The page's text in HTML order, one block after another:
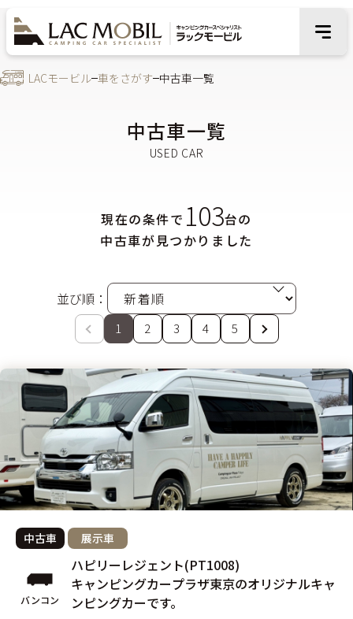
LACモービル 車をさがす 中古車一覧
中古車一覧
現在の条件で 103台の
中古車が見つかりました
並び順：
1 2 3 4 5
中古車 展示車
バンコン
ハピリーレジェント(PT1008)
キャンピングカープラザ東京のオリジナルキャ
ンピングカーです。